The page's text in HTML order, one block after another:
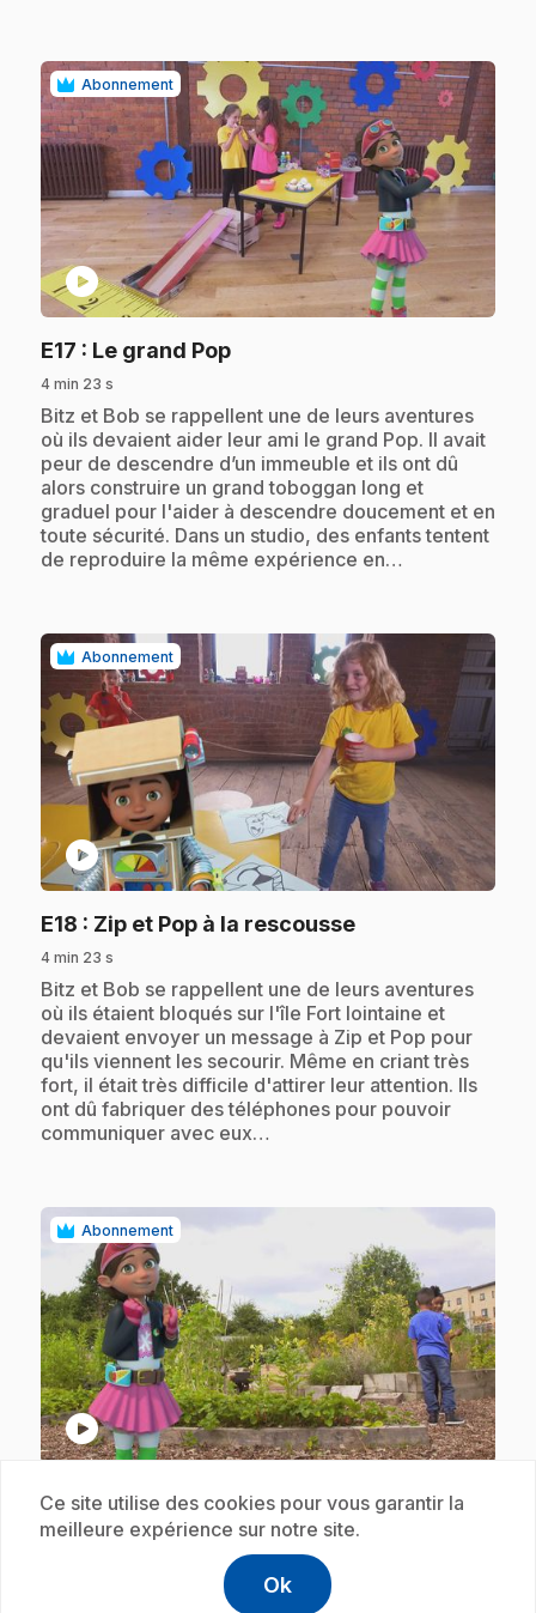
Abonnement
play_circle
E17 : Le grand Pop.
4 min 23 s
.Bitz et Bob se rappellent une de leurs aventures
où ils devaient aider leur ami le grand Pop. Il avait
peur de descendre d’un immeuble et ils ont dû
alors construire un grand toboggan long et
graduel pour l'aider à descendre doucement et en
toute sécurité. Dans un studio, des enfants tentent
de reproduire la même expérience en…
Abonnement
play_circle
E18 : Zip et Pop à la rescousse.
4 min 23 s
.Bitz et Bob se rappellent une de leurs aventures
où ils étaient bloqués sur l'île Fort lointaine et
devaient envoyer un message à Zip et Pop pour
qu'ils viennent les secourir. Même en criant très
fort, il était très difficile d'attirer leur attention. Ils
ont dû fabriquer des téléphones pour pouvoir
communiquer avec eux…
Abonnement
play_circle
E19: Défilé dans la jungle.
4 min 20 s
Bitz et Bob se rappellent une de leurs aventures
où ils devaient utiliser le camouflage pour ne pas
Ce site utilise des cookies pour vous garantir la
meilleure expérience sur notre site.
Ok